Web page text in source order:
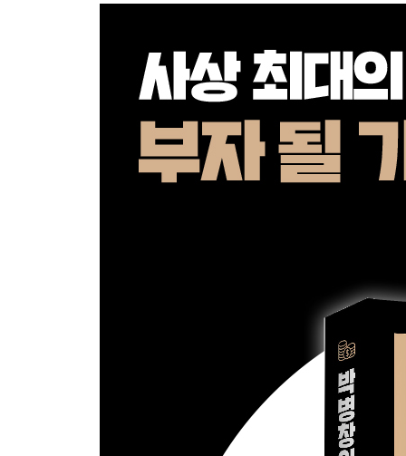
거래량의 의미와 활용 방법
속도의 의미와 활용 방법
지지와 저항, 돌파
지지의 의미와 활용 방법
저항의 의미와 활용 방법
HTS 기능을 이용한 종목 선정 방법